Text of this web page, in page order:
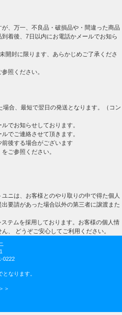
、万一、不良品・破損品や・間違った商品
着後、7日以内にお電話かメールでお知ら
開封に限ります、あらかじめご了承くださ
参照ください。
合、最短で翌日の発送となります。（コン
でお知らせしております。
でご連絡させて頂きます。
後する場合がございます
をご参照ください。
ニは、お客様とのやり取りの中で得た個人
要請があった場合以外の第三者に譲渡また
テムを採用しております。お客様の個人情
、 どうぞご安心してご利用ください。
0222
なります。
＞